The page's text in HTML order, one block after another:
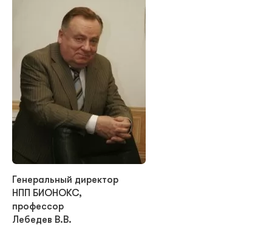
Генеральный директор
НПП БИОНОКС,
профессор
Лебедев В.В.